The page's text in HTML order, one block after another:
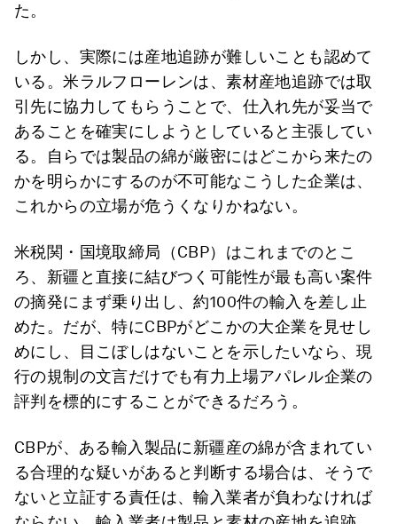
た。
しかし、実際には産地追跡が難しいことも認めて
いる。米ラルフローレンは、素材産地追跡では取
引先に協力してもらうことで、仕入れ先が妥当で
あることを確実にしようとしていると主張してい
る。自らでは製品の綿が厳密にはどこから来たの
かを明らかにするのが不可能なこうした企業は、
これからの立場が危うくなりかねない。
米税関・国境取締局（CBP）はこれまでのとこ
ろ、新疆と直接に結びつく可能性が最も高い案件
の摘発にまず乗り出し、約100件の輸入を差し止
めた。だが、特にCBPがどこかの大企業を見せし
めにし、目こぼしはないことを示したいなら、現
行の規制の文言だけでも有力上場アパレル企業の
評判を標的にすることができるだろう。
CBPが、ある輸入製品に新疆産の綿が含まれてい
る合理的な疑いがあると判断する場合は、そうで
ないと立証する責任は、輸入業者が負わなければ